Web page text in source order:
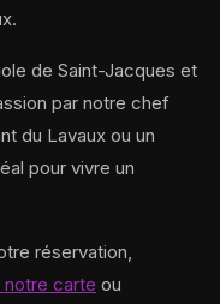
de Saint-Jacques et
par notre chef
du Lavaux ou un
pour vivre un
réservation,
notre carte ou